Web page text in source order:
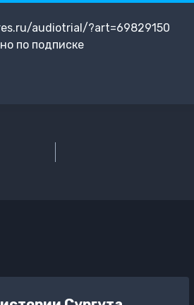
audiotrial/?art=69829150
по подписке